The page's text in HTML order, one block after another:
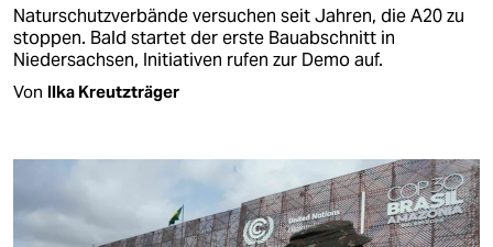
Naturschutzverbände versuchen seit Jahren, die A20 zu
stoppen. Bald startet der erste Bauabschnitt in
Niedersachsen, Initiativen rufen zur Demo auf.
Von Ilka Kreutzträger